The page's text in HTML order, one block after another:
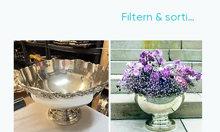
Filtern & sortieren